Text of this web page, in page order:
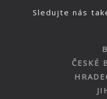
Sledujte nás
ČESKÉ